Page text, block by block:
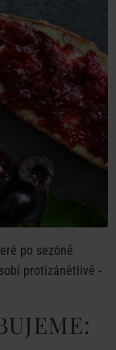
po sezóně
protizánětlivě -